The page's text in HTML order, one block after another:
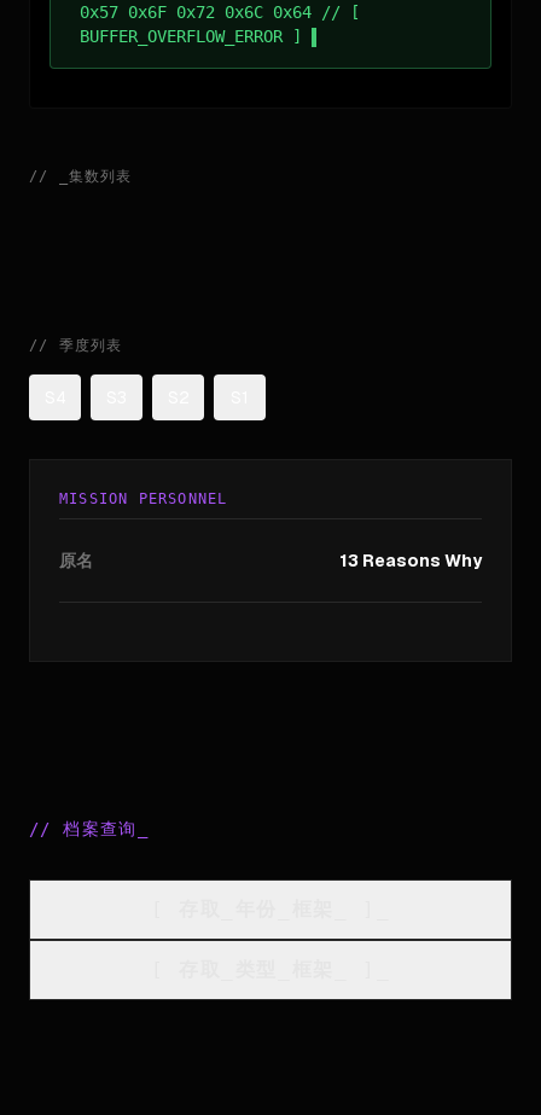
0x57 0x6F 0x72 0x6C 0x64 // [
BUFFER_OVERFLOW_ERROR ]
// 集数列表
// 季度列表
MISSION PERSONNEL
原名 13 Reasons Why
//档案查询